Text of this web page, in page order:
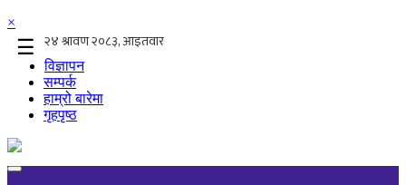
×
☰
विज्ञापन
सम्पर्क
हाम्रो बारेमा
गृहपृष्ठ